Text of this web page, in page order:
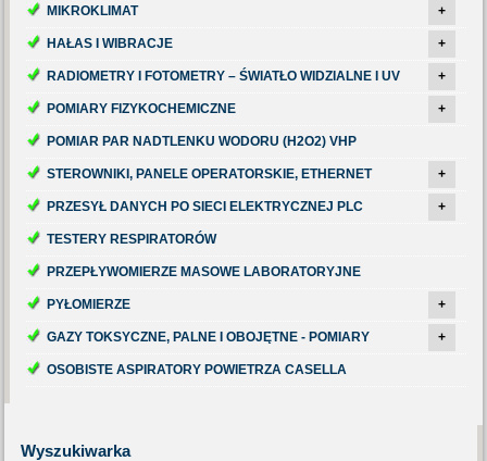
MIKROKLIMAT +
HAŁAS I WIBRACJE +
RADIOMETRY I FOTOMETRY – ŚWIATŁO WIDZIALNE I UV +
POMIARY FIZYKOCHEMICZNE +
POMIAR PAR NADTLENKU WODORU (H2O2) VHP
STEROWNIKI, PANELE OPERATORSKIE, ETHERNET +
PRZESYŁ DANYCH PO SIECI ELEKTRYCZNEJ PLC +
TESTERY RESPIRATORÓW
PRZEPŁYWOMIERZE MASOWE LABORATORYJNE
PYŁOMIERZE +
GAZY TOKSYCZNE, PALNE I OBOJĘTNE - POMIARY +
OSOBISTE ASPIRATORY POWIETRZA CASELLA
Wyszukiwarka